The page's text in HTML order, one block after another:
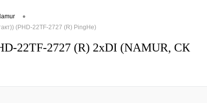
•
(PHD-22TF-2727 (R) PingHe)
22TF-2727 (R) 2хDI (NAMUR, СК